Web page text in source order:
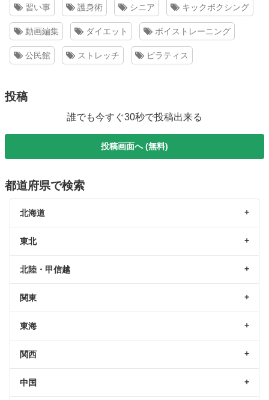
習い事 護身術 シニア キックボクシング
動画編集 ダイエット ボイストレーニング
公民館 ストレッチ ピラティス
投稿
誰でも今すぐ30秒で投稿出来る
投稿画面へ (無料)
都道府県で検索
北海道
東北
北陸・甲信越
関東
東海
関西
中国